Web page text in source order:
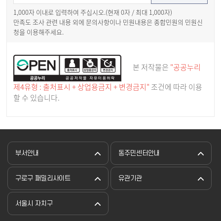
1,000자 이내로 입력하여 주십시오.(현재 0자 / 최대 1,000자)
만족도 조사 관련 내용 외에 문의사항이나 민원내용은 종합민원의 민원신
청을 이용해주세요.
본 저작물은 "공공누리
제4유형 : 출처표시 + 상업용금지 + 변경금지" 조건에 따라 이용
할 수 있습니다.
부서안내 동주민센터안내
구로구 패밀리사이트 유관기관
서울시 자치구